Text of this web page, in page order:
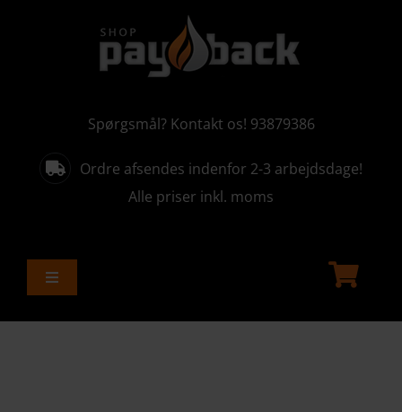
Spørgsmål? Kontakt os! 93879386
Ordre afsendes indenfor 2-3 arbejdsdage!
Alle priser inkl. moms
Toggle
ALLE PRODUKTER